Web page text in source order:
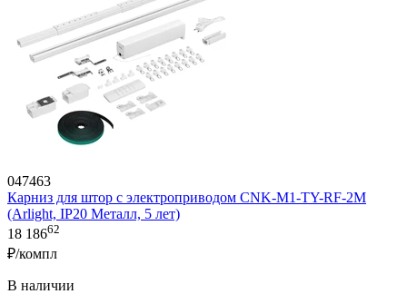
047463
Карниз для штор с электроприводом CNK-M1-TY-RF-2M
(Arlight, IP20 Металл, 5 лет)
18 18662
₽/компл
В наличии